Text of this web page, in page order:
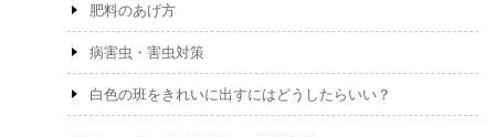
肥料のあげ方
病害虫・害虫対策
白色の班をきれいに出すにはどうしたらいい？